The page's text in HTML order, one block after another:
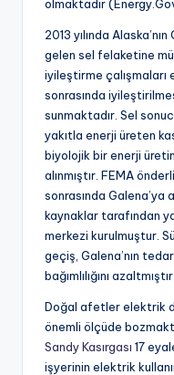
olmaktadır
2013 yılında
gelen sel felaketine
iyileştirme çalışmaları
sonrasında
sunmaktadır. Sel
yakıtla enerji üreten
biyolojik bir enerji
alınmıştır. FEMA
sonrasında
kaynaklar tarafından
merkezi kurulmuştur.
geçiş, Galena’nın
bağımlılığını
Doğal afetler elektrik
önemli ölçüde
Sandy Kasırgası 17
işyerinin elektrik